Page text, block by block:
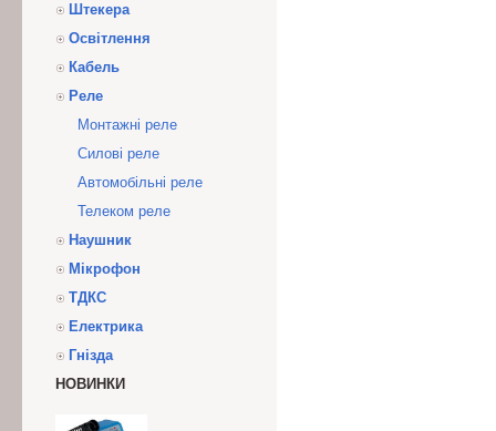
Штекера
Освітлення
Кабель
Реле
Монтажні реле
Силові реле
Автомобільні реле
Телеком реле
Наушник
Мікрофон
ТДКС
Електрика
Гнізда
НОВИНКИ